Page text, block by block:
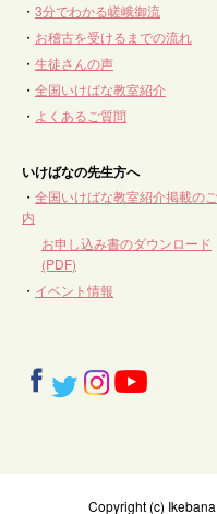
・ 3分でわかる嵯峨御流
・ お稽古を受けるまでの流れ
・ 生徒さんの声
・ 全国いけばな教室紹介
・ よくあるご質問
いけばなの先生方へ
・ 全国いけばな教室紹介掲載の
内
お申し込み書のダウンロード
(PDF)
・ イベント情報
Copyright (c)